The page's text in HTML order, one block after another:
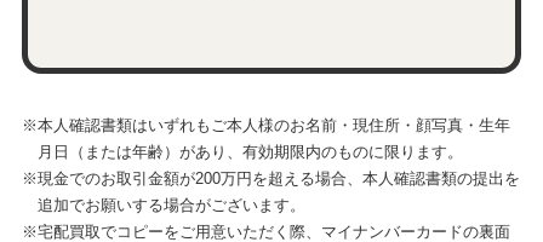
※本人確認書類はいずれもご本人様のお名前・現住所・顔写真・生年
月日（または年齢）があり、有効期限内のものに限ります。
※現金でのお取引金額が200万円を超える場合、本人確認書類の提出を
追加でお願いする場合がございます。
※宅配買取でコピーをご用意いただく際、マイナンバーカードの裏面